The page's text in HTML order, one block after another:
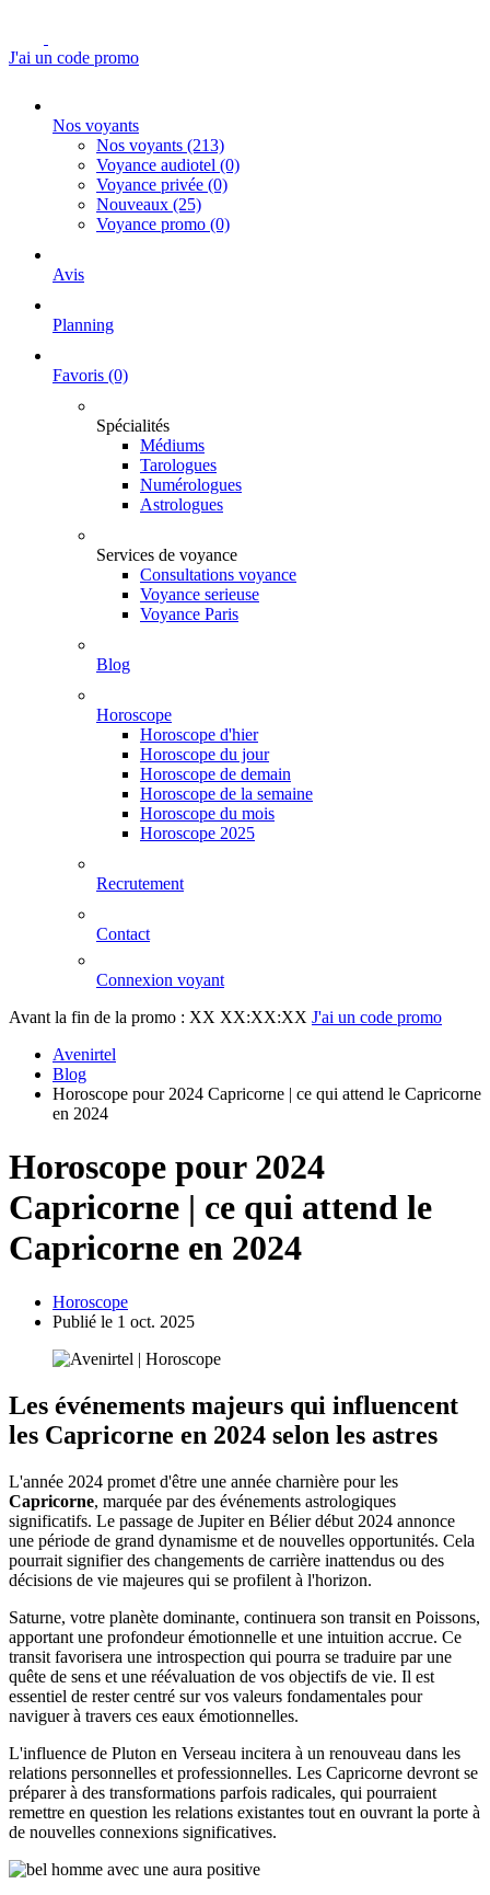
J'ai un code promo
Nos voyants
Nos voyants (213)
Voyance audiotel (0)
Voyance privée (0)
Nouveaux (25)
Voyance promo (0)
Avis
Planning
Favoris (0)
Spécialités
Médiums
Tarologues
Numérologues
Astrologues
Services de voyance
Consultations voyance
Voyance serieuse
Voyance Paris
Blog
Horoscope
Horoscope d'hier
Horoscope du jour
Horoscope de demain
Horoscope de la semaine
Horoscope du mois
Horoscope 2025
Recrutement
Contact
Connexion voyant
Avant la fin de la promo : XX XX:XX:XX J'ai un code promo
Avenirtel
Blog
Horoscope pour 2024 Capricorne | ce qui attend le Capricorne
en 2024
Horoscope pour 2024
Capricorne | ce qui attend le
Capricorne en 2024
Horoscope
Publié le 1 oct. 2025
Les événements majeurs qui influencent
les Capricorne en 2024 selon les astres
L'année 2024 promet d'être une année charnière pour les
Capricorne, marquée par des événements astrologiques
significatifs. Le passage de Jupiter en Bélier début 2024 annonce
une période de grand dynamisme et de nouvelles opportunités. Cela
pourrait signifier des changements de carrière inattendus ou des
décisions de vie majeures qui se profilent à l'horizon.
Saturne, votre planète dominante, continuera son transit en Poissons,
apportant une profondeur émotionnelle et une intuition accrue. Ce
transit favorisera une introspection qui pourra se traduire par une
quête de sens et une réévaluation de vos objectifs de vie. Il est
essentiel de rester centré sur vos valeurs fondamentales pour
naviguer à travers ces eaux émotionnelles.
L'influence de Pluton en Verseau incitera à un renouveau dans les
relations personnelles et professionnelles. Les Capricorne devront se
préparer à des transformations parfois radicales, qui pourraient
remettre en question les relations existantes tout en ouvrant la porte à
de nouvelles connexions significatives.